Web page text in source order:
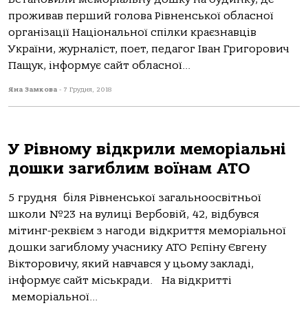
проживав перший голова Рівненської обласної
організації Національної спілки краєзнавців
України, журналіст, поет, педагог Іван Григорович
Пащук, інформує сайт обласної...
Яна Замкова - 7 Грудня, 2018
У Рівному відкрили меморіальні
дошки загиблим воїнам АТО
5 грудня біля Рівненської загальноосвітньої
школи №23 на вулиці Вербовій, 42, відбувся
мітинг-реквієм з нагоди відкриття меморіальної
дошки загиблому учаснику АТО Рєпіну Євгену
Вікторовичу, який навчався у цьому закладі,
інформує сайт міськради. На відкритті
меморіальної...